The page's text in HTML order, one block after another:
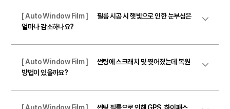
[ Auto Window Film ]
필름 시공 시 햇빛으로 인한 눈부심은
얼마나 감소하나요?
[ Auto Window Film ]
썬팅에 스크래치 및 찢어졌는데 복원
방법이 있을까요?